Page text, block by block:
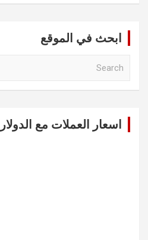
ابحث في الموقع
اسعار العملات مع